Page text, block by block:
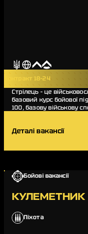
Контракт 18-24
Стрілець – це
базовий курс бойової
100, базову військову
Деталі вакансії
Бойові вакансії
КУЛЕМЕТНИК
Піхота